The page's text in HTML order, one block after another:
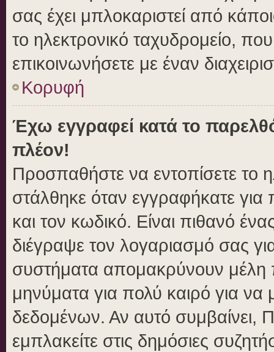
σας έχει μπλοκαριστεί από
το ηλεκτρονικό ταχυδρομείο,
επικοινωνήσετε με έναν
Κορυφή
Έχω εγγραφεί κατά το
πλέον!
Προσπαθήστε να εντοπίσετε το
στάλθηκε όταν εγγραφήκατε
και τον κωδικό. Είναι πιθανό
διέγραψε τον λογαριασμό σας
συστήματα απομακρύνουν μέλη
μηνύματα για πολύ καιρό για
δεδομένων. Αν αυτό συμβαίνει,
εμπλακείτε στις δημόσιες